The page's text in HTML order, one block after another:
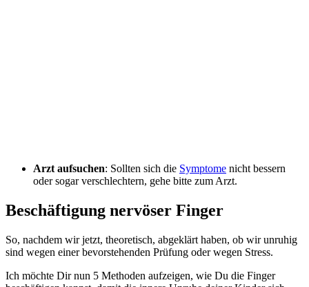
Arzt aufsuchen: Sollten sich die Symptome nicht bessern
oder sogar verschlechtern, gehe bitte zum Arzt.
Beschäftigung nervöser Finger
So, nachdem wir jetzt, theoretisch, abgeklärt haben, ob wir unruhig
sind wegen einer bevorstehenden Prüfung oder wegen Stress.
Ich möchte Dir nun 5 Methoden aufzeigen, wie Du die Finger